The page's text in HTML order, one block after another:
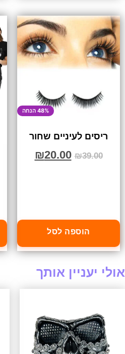
48% הנחה
ריסים לעיניים שחור
₪39.00
₪20.00
הוספה לסל
אולי יעניין אותך